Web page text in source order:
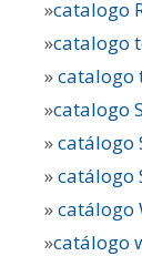
»catalogo
»catalogo
»catalogo
»catalogo
»catálogo
»catálogo
»catálogo
»catálogo